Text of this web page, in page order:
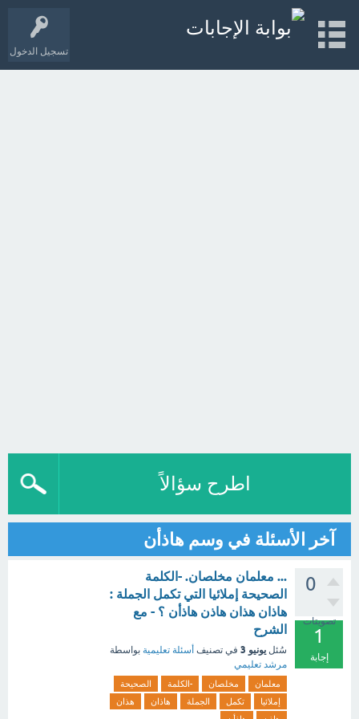
تسجيل الدخول
اطرح سؤالاً
آخر الأسئلة في وسم هاذأن
0
تصويتات
1
إجابة
... معلمان مخلصان. -الكلمة
الصحيحة إملائيا التي تكمل الجملة :
هاذان هذان هاذن هاذأن ؟ - مع
الشرح
سُئل يونيو 3 في تصنيف أسئلة تعليمية بواسطة
مرشد تعليمي
معلمان مخلصان -الكلمة
الصحيحة
إملائيا
تكمل الجملة هاذان
هذان